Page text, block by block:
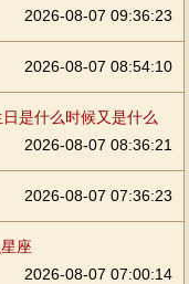
2026-08-07 09:36:23
2026-08-07 08:54:10
是什么时候又是什么
2026-08-07 08:36:21
2026-08-07 07:36:23
座
2026-08-07 07:00:14